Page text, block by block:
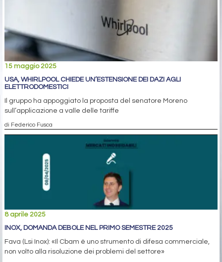
15 maggio 2025
USA, WHIRLPOOL CHIEDE UN’ESTENSIONE DEI DAZI AGLI
ELETTRODOMESTICI
Il gruppo ha appoggiato la proposta del senatore Moreno
sull’applicazione a valle delle tariffe
di Federico Fusca
8 aprile 2025
INOX, DOMANDA DEBOLE NEL PRIMO SEMESTRE 2025
Fava (Lsi Inox): «Il Cbam è uno strumento di difesa commerciale,
non volto alla risoluzione dei problemi del settore»